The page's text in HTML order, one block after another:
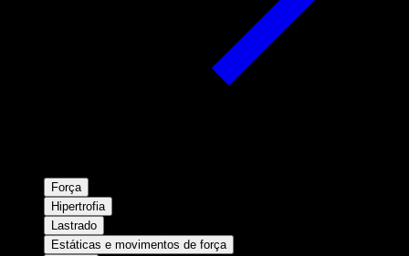
Força
Hipertrofia
Lastrado
Estáticas e movimentos de força